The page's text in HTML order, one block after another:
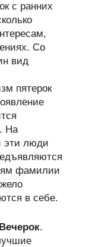
с ранних
Со
вид
пятерок
На
эти люди
фамилии
в себе.
.